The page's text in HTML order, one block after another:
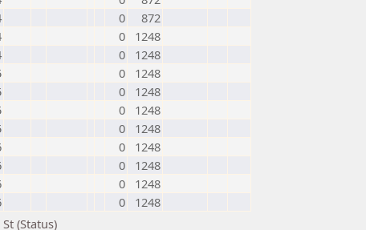
0
872
0
1248
0
1248
0
1248
0
1248
0
1248
0
1248
0
1248
0
1248
0
1248
0
1248
(Status)